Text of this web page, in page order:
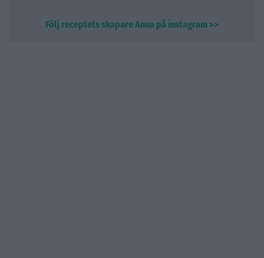
Följ receptets skapare Anna på instagram >>